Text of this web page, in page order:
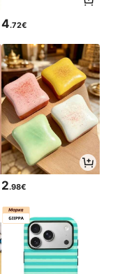
4.72€
2.98€